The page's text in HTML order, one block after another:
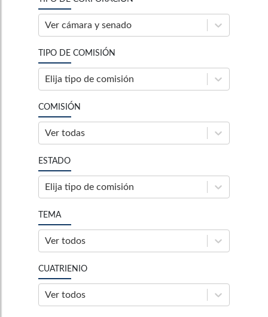
Ver cámara y senado
TIPO DE COMISIÓN
Elija tipo de comisión
COMISIÓN
Ver todas
ESTADO
Elija tipo de comisión
TEMA
Ver todos
CUATRIENIO
Ver todos